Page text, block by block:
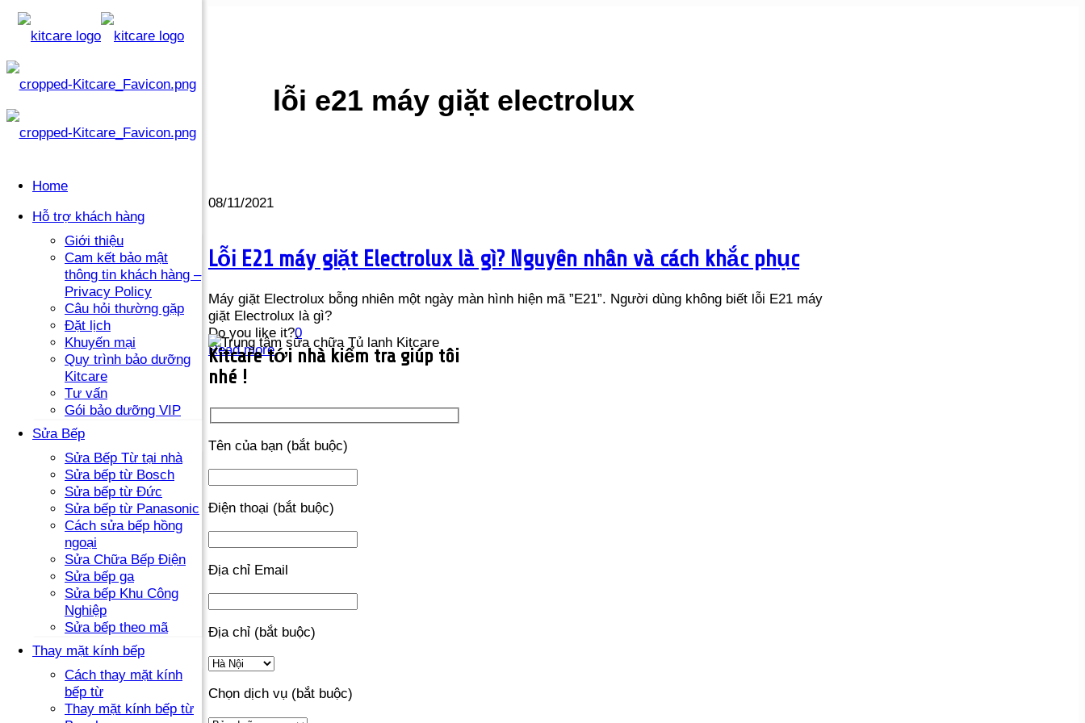
Home
Hỗ trợ khách hàng
Giới thiệu
Cam kết bảo mật
thông tin khách hàng –
Privacy Policy
Câu hỏi thường gặp
Đặt lịch
Khuyến mại
Quy trình bảo dưỡng
Kitcare
Tư vấn
Gói bảo dưỡng VIP
Sửa Bếp
Sửa Bếp Từ tại nhà
Sửa bếp từ Bosch
Sửa bếp từ Đức
Sửa bếp từ Panasonic
Cách sửa bếp hồng
ngoại
Sửa Chữa Bếp Điện
Sửa bếp ga
Sửa bếp Khu Công
Nghiệp
Sửa bếp theo mã
Thay mặt kính bếp
Cách thay mặt kính
bếp từ
Thay mặt kính bếp từ
lỗi e21 máy giặt electrolux
08/11/2021
Lỗi E21 máy giặt Electrolux là gì? Nguyên nhân và cách khắc phục
Máy giặt Electrolux bỗng nhiên một ngày màn hình hiện mã ”E21”. Người dùng không biết lỗi E21 máy
giặt Electrolux là gì?
Do you like it?0
Read more
Kitcare tới nhà kiểm tra giúp tôi
nhé !
Tên của bạn (bắt buộc)
Điện thoại (bắt buộc)
Địa chỉ Email
Địa chỉ (bắt buộc)
Chọn dịch vụ (bắt buộc)